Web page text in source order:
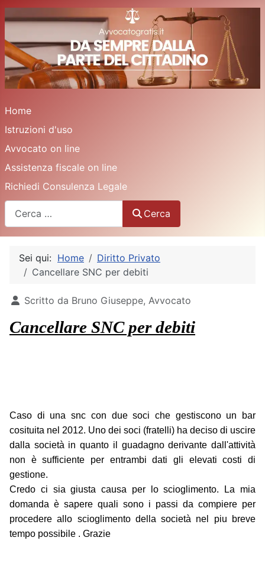
Home
Istruzioni d'uso
Avvocato on line
Assistenza fiscale on line
Richiedi Consulenza Legale
Cerca
Sei qui: Home
Diritto Privato
Cancellare SNC per debiti
Dettagli
Scritto da Bruno Giuseppe, Avvocato
Cancellare SNC per debiti
Caso di una snc con due soci che gestiscono un bar
cosituita nel 2012. Uno dei soci (fratelli) ha deciso di uscire
dalla società in quanto il guadagno derivante dall'attività
non è sufficiente per entrambi dati gli elevati costi di
gestione.
Credo ci sia giusta causa per lo scioglimento. La mia
domanda è sapere quali sono i passi da compiere per
procedere allo scioglimento della società nel piu breve
tempo possibile . Grazie